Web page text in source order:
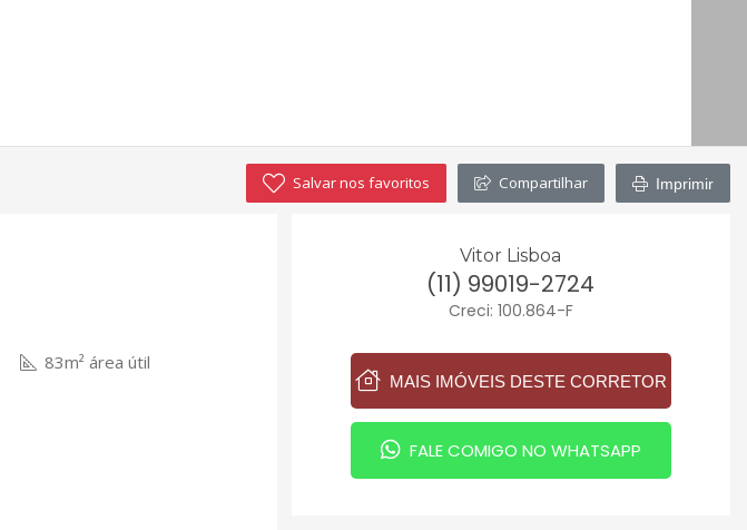
Salvar nos favoritos Compartilhar Imprimir
83m² área útil
Vitor Lisboa
(11) 99019-2724
Creci: 100.864-F
MAIS IMÓVEIS DESTE CORRETOR
FALE COMIGO NO WHATSAPP